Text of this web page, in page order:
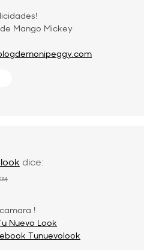
Mango Mickey
dice:
!
Nuevo Look
Tunuevolook